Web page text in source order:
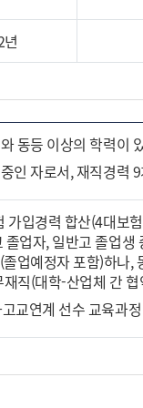
년
동등 이상의 학력이
인 자로서, 재직경력
가입경력 합산(4대보
업자, 일반고 졸업
업예정자 포함)하나,
직(대학-산업체 간
교연계 선수 교육과